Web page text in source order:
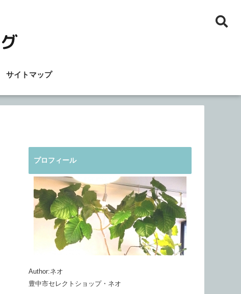
サイトマップ
プロフィール
Author:ネオ
豊中市セレクトショップ・ネオ